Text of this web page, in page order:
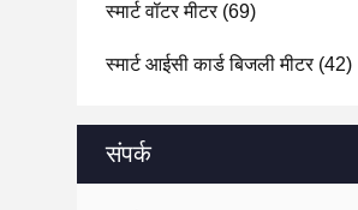
स्मार्ट वॉटर मीटर(69)
स्मार्ट आईसी कार्ड बिजली मीटर(42)
संपर्क